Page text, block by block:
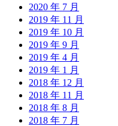
2020 年 7 月
2019 年 11 月
2019 年 10 月
2019 年 9 月
2019 年 4 月
2019 年 1 月
2018 年 12 月
2018 年 11 月
2018 年 8 月
2018 年 7 月